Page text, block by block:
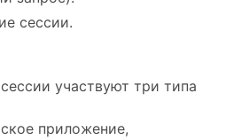
сессии.
участвуют три типа
приложение,